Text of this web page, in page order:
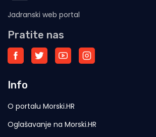
Jadranski web portal
Pratite nas
Info
O portalu Morski.HR
Oglašavanje na Morski.HR